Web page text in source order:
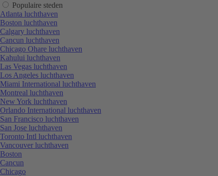
Populaire steden
Atlanta luchthaven
Boston luchthaven
Calgary luchthaven
Cancun luchthaven
Chicago Ohare luchthaven
Kahului luchthaven
Las Vegas luchthaven
Los Angeles luchthaven
Miami International luchthaven
Montreal luchthaven
New York luchthaven
Orlando International luchthaven
San Francisco luchthaven
San Jose luchthaven
Toronto Intl luchthaven
Vancouver luchthaven
Boston
Cancun
Chicago